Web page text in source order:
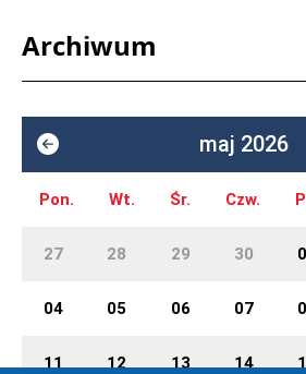
Archiwum
maj 2026
Pon. Wt. Śr. Czw.
27 28 29 30
04 05 06 07
11 12 13 14